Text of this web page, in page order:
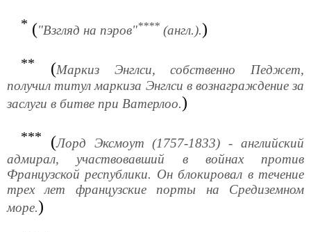
* ("Взгляд на пэров"**** (англ.).)
** (Маркиз Энглси, собственно Педжет,
получил титул маркиза Энглси в вознаграждение за
заслуги в битве при Ватерлоо.)
*** (Лорд Эксмоут (1757-1833) - английский
адмирал, участвовавший в войнах против
Французской республики. Он блокировал в течение
трех лет французские порты на Средиземном
море.)